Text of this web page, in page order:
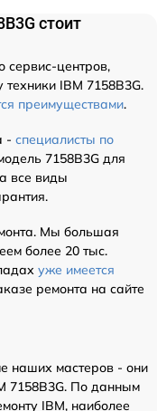
стоит
сервис-центров,
IBM 7158B3G.
преимуществами.
- специалисты по
7158B3G для
все виды
Мы большая
более 20 тыс.
уже имеется
ремонта на сайте
наших мастеров - они
7158B3G. По данным
IBM, наиболее